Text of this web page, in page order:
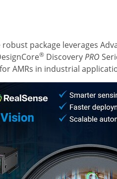
package leverages
® DiscoveryPRO
AMRs in industrial